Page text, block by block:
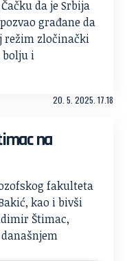
da je Srbija
građane da
režim zločinački
bolju i
20. 5. 2025. 17.18
na
fakulteta
kao i bivši
Štimac,